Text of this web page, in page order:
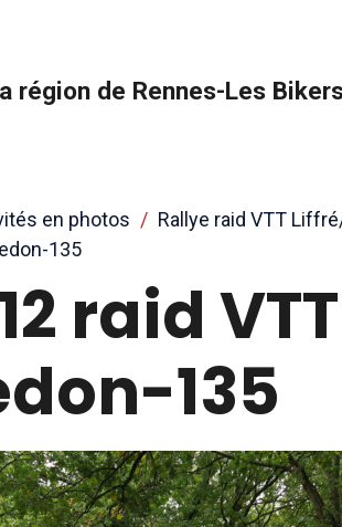
région de Rennes-Les
en photos
Rallye raid VTT
135
raid VTT
135